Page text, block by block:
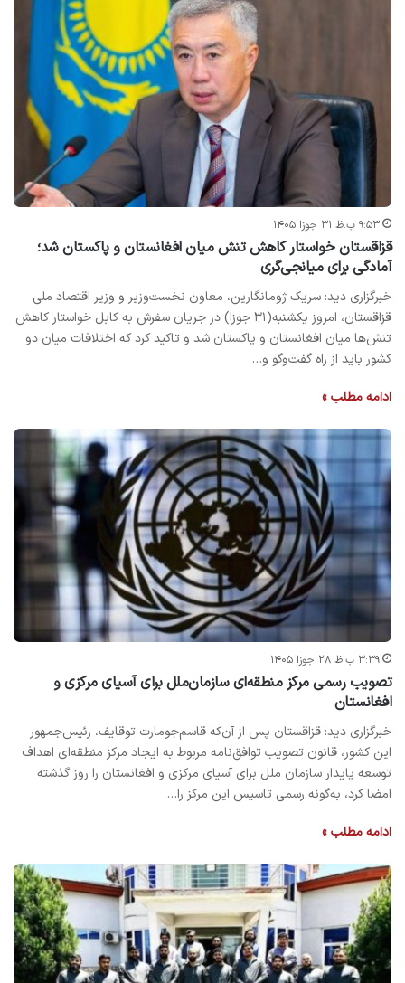
۹:۵۳ ب.ظ ۳۱ جوزا ۱۴۰۵
قزاقستان خواستار کاهش تنش میان افغانستان و پاکستان شد؛
آمادگی برای میانجی‌گری
خبرگزاری دید: سریک ژومانگارین، معاون نخست‌وزیر و وزیر اقتصاد ملی
قزاقستان، امروز یکشنبه(۳۱ جوزا) در جریان سفرش به کابل خواستار کاهش
تنش‌ها میان افغانستان و پاکستان شد و تاکید کرد که اختلافات میان دو
کشور باید از راه گفت‌وگو و…
ادامه مطلب »
۳:۳۹ ب.ظ ۲۸ جوزا ۱۴۰۵
تصویب رسمی مرکز منطقه‌ای سازمان‌ملل برای آسیای مرکزی و
افغانستان
خبرگزاری دید: قزاقستان پس از آن‌که قاسم‌جومارت توقایف، رئیس‌جمهور
این کشور، قانون تصویب توافق‌نامه مربوط به ایجاد مرکز منطقه‌ای اهداف
توسعه پایدار سازمان ملل برای آسیای مرکزی و افغانستان را روز گذشته
امضا کرد، به‌گونه رسمی تاسیس این مرکز را…
ادامه مطلب »